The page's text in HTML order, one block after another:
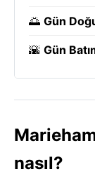
🌅 Gün
🌇 Gün
nasıl?